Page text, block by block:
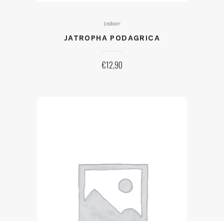
indoor
JATROPHA PODAGRICA
€12,90